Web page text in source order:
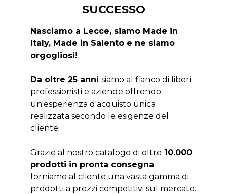
SUCCESSO
Nasciamo a Lecce, siamo Made in
Italy, Made in Salento e ne siamo
orgogliosi!
Da oltre 25 anni siamo al fianco di liberi
professionisti e aziende offrendo
un'esperienza d'acquisto unica
realizzata secondo le esigenze del
cliente.
Grazie al nostro catalogo di oltre 10.000
prodotti in pronta consegna
forniamo al cliente una vasta gamma di
prodotti a prezzi competitivi sul mercato.